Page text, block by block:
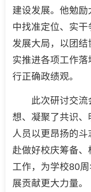
建设发展。他勉
中找准定位、实
发展大局，以团
实推进各项工作
行正确政绩观。
此次研讨交
想、凝聚了共识
人员以更昂扬的
赴做好校庆筹备
工作，为学校80
展贡献更大力量。